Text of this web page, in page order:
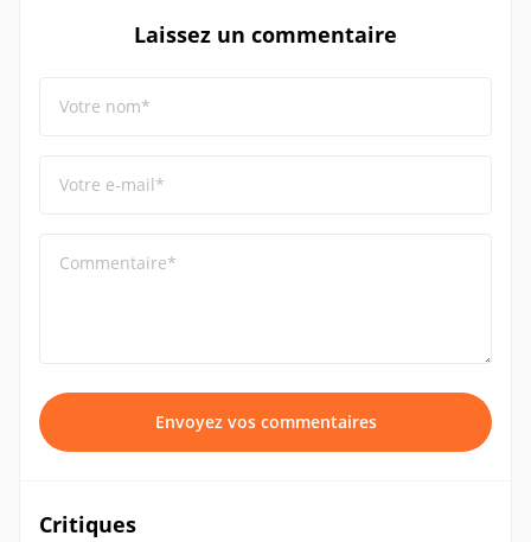
Laissez un commentaire
Votre nom*
Votre e-mail*
Commentaire*
Envoyez vos commentaires
Critiques